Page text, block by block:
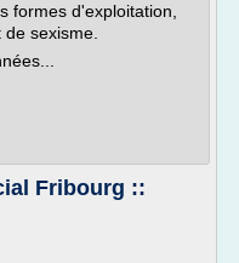
formes d'exploitation,
sexisme.
Fribourg ::